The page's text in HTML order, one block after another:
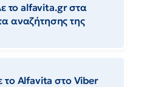
το alfavita.gr στα
αναζήτησης της
το Αlfavita στο Viber